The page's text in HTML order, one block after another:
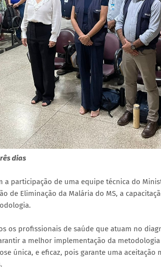
dias
a participação de uma equipe técnica do
de Eliminação da Malária do MS, a
os profissionais de saúde que atuam no
a melhor implementação da metodologia
única, e eficaz, pois garante uma aceitação